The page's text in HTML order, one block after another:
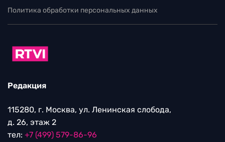
Политика обработки персональных данных
Редакция
115280, г. Москва, ул. Ленинская слобода,
д. 26, этаж 2
тел: +7 (499) 579-86-96